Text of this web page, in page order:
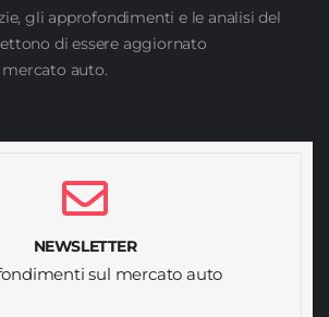
gli approfondimenti e le analisi del
di essere aggiornato
mercato auto.
NEWSLETTER
sul mercato auto